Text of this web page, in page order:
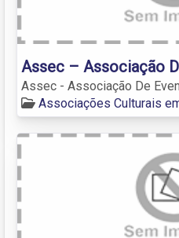
Assec – Associação
Assec - Associação De
Associações Culturais